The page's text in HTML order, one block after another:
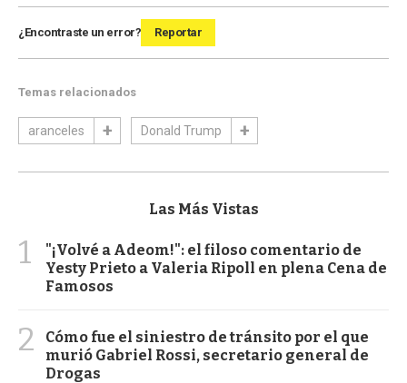
¿Encontraste un error? Reportar
Temas relacionados
aranceles Donald Trump
Las Más Vistas
1
"¡Volvé a Adeom!": el filoso comentario de
Yesty Prieto a Valeria Ripoll en plena Cena de
Famosos
2
Cómo fue el siniestro de tránsito por el que
murió Gabriel Rossi, secretario general de
Drogas